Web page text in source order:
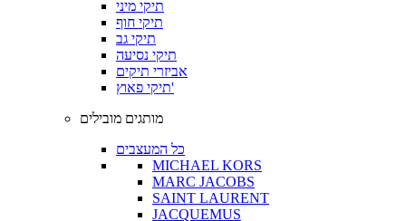
תיקי מיני
תיקי חוף
תיקי גב
תיקי נסיעה
אביזרי תיקים
תיקי פאוץ'
מותגים מובילים
כל המעצבים
MICHAEL KORS
MARC JACOBS
SAINT LAURENT
JACQUEMUS